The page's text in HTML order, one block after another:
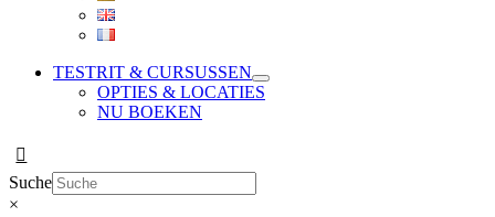
TESTRIT & CURSUSSEN
OPTIES & LOCATIES
NU BOEKEN
Suche
×